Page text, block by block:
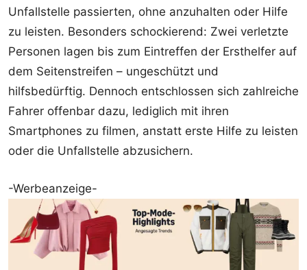
Unfallstelle passierten, ohne anzuhalten oder Hilfe
zu leisten. Besonders schockierend: Zwei verletzte
Personen lagen bis zum Eintreffen der Ersthelfer auf
dem Seitenstreifen – ungeschützt und
hilfsbedürftig. Dennoch entschlossen sich zahlreiche
Fahrer offenbar dazu, lediglich mit ihren
Smartphones zu filmen, anstatt erste Hilfe zu leisten
oder die Unfallstelle abzusichern.
-Werbeanzeige-